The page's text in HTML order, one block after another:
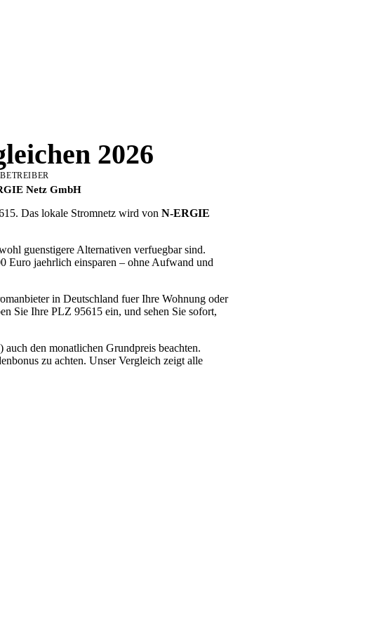
2026
Netz GmbH
Das lokale Stromnetz wird von N-ERGIE
guenstigere Alternativen verfuegbar sind.
Euro jaehrlich einsparen – ohne Aufwand und
in Deutschland fuer Ihre Wohnung oder
Sie Ihre PLZ 95615 ein, und sehen Sie sofort,
den monatlichen Grundpreis beachten.
zu achten. Unser Vergleich zeigt alle